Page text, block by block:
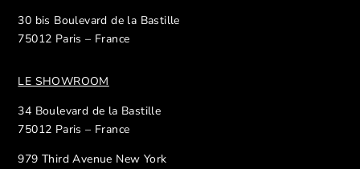
30 bis Boulevard de la Bastille
75012 Paris – France
LE SHOWROOM
34 Boulevard de la Bastille
75012 Paris – France
979 Third Avenue New York